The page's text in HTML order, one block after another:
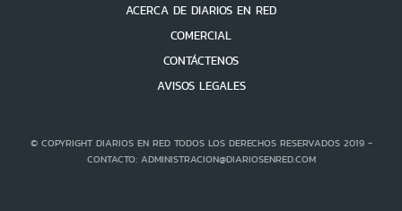
ACERCA DE DIARIOS EN RED
COMERCIAL
CONTÁCTENOS
AVISOS LEGALES
© COPYRIGHT DIARIOS EN RED TODOS LOS DERECHOS RESERVADOS 2019 -
CONTACTO: ADMINISTRACION@DIARIOSENRED.COM